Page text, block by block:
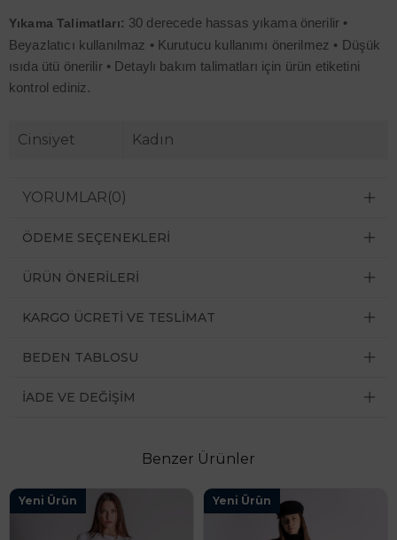
Yıkama Talimatları: 30 derecede hassas yıkama önerilir •
Beyazlatıcı kullanılmaz • Kurutucu kullanımı önerilmez • Düşük
ısıda ütü önerilir • Detaylı bakım talimatları için ürün etiketini
kontrol ediniz.
Cinsiyet Kadın
YORUMLAR(0)
ÖDEME SEÇENEKLERI
ÜRÜN ÖNERILERI
KARGO ÜCRETI VE TESLIMAT
BEDEN TABLOSU
İADE VE DEĞIŞIM
Benzer Ürünler
Yeni Ürün Yeni Ürün